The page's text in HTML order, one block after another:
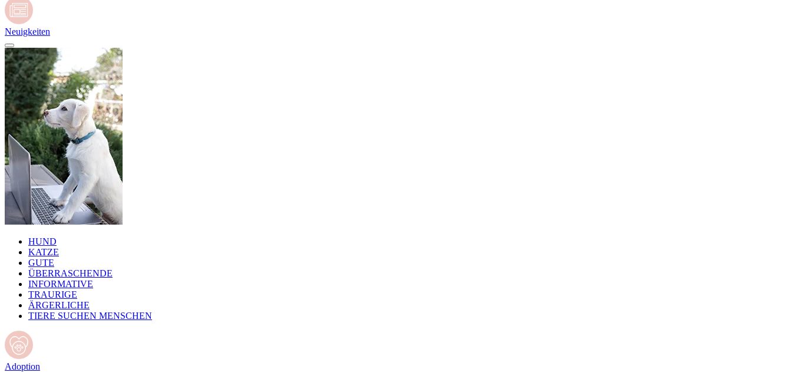
Neuigkeiten
HUND
KATZE
GUTE
ÜBERRASCHENDE
INFORMATIVE
TRAURIGE
ÄRGERLICHE
TIERE SUCHEN MENSCHEN
Adoption